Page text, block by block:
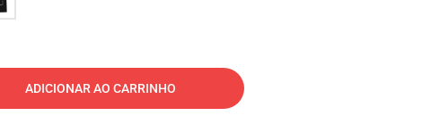
ADICIONAR AO CARRINHO